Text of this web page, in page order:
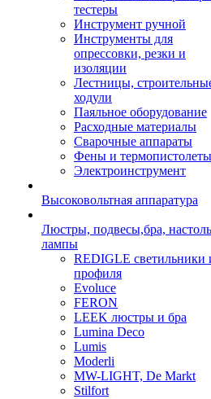
тестеры
Инструмент ручной
Инструменты для
опрессовки, резки и
изоляции
Лестницы,
ходули
Паяльное оборудование
Расходные материалы
Сварочные аппараты
Фены и термопистолеты
Электроинструмент
Высоковольтная аппаратура
Люстры, подвесы,бра,
лампы
REDIGLE светильники
профиля
Evoluce
FERON
LEEK люстры и бра
Lumina Deco
Lumis
Moderli
MW-LIGHT, De Markt
Stilfort